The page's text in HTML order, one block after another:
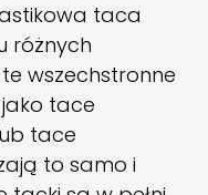
taca
różnych
wszechstronne
tace
tace
to samo i